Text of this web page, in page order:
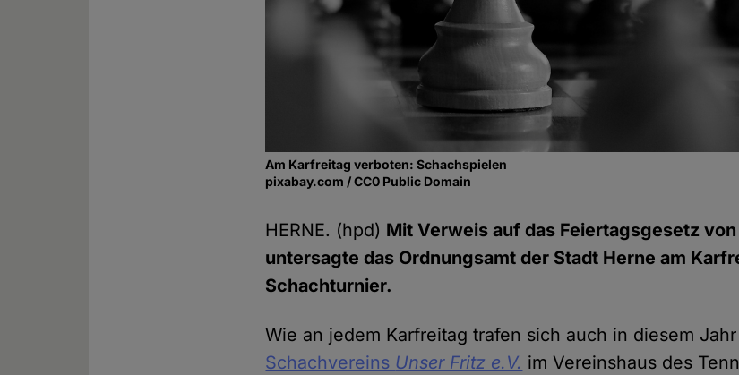
Am Karfreitag verboten: Schachspielen
pixabay.com / CC0 Public Domain
HERNE. (hpd) Mit Verweis auf das Feiertagsgesetz
untersagte das Ordnungsamt der Stadt Herne am
Schachturnier.
Wie an jedem Karfreitag trafen sich auch in diesem
Schachvereins Unser Fritz e.V. im Vereinshaus des